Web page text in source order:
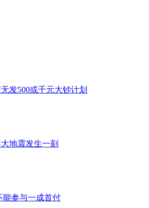
发500或千元大钞计划
地震发生一刻
能参与一成首付